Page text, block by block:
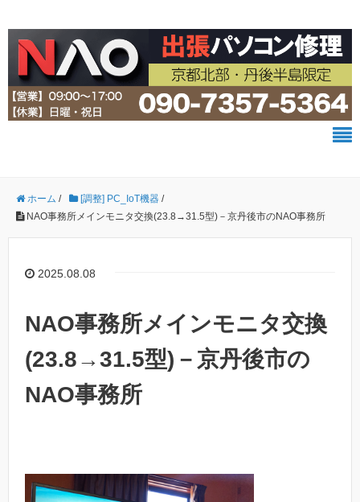
ホーム / [調整] PC_IoT機器 /
NAO事務所メインモニタ交換(23.8→31.5型)－京丹後市のNAO事務所
2025.08.08
NAO事務所メインモニタ交換
(23.8→31.5型)－京丹後市の
NAO事務所